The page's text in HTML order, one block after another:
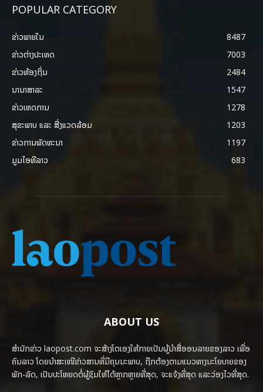
POPULAR CATEGORY
ຂ່າວພາຍ​ໃນ
8487
ຂ່າວຕ່າງປະເທດ
7003
ຂ່າວທ້ອງຖິ່ນ
2484
ນານາສາລະ
1547
ຂ່າວເຫດການ
1278
ສຸຂະພາບ ແລະ ສີ່ງແວດລ້ອມ
1203
ຂ່າວການພັດທະນາ
1197
ມູມໄອທີລາວ
683
ABOUT US
ສຳນັກຂ່າວ laopost.com ຈະສ້າງໂຕເອງໃຫ້ກາຍເປັນຜູ້ນຳສື່ອອນລາຍຂອງລາວ ເພື່ອ
ຄົນລາວ ໂດຍນຳສະເໜີຂ່າວສານທີ່ມີຄຸນນະພາບ, ຖືກຕ້ອງຕາມແນວທາງນະໂຍບາຍຂອງ
ພັກ-ລັດ, ເປັນປະໂຫຍດຕໍ່ຜູ້ຊົມໃຫ້ໄດ້ຫຼາກຫຼາຍທີ່ສຸດ, ຈະແຈ້ງທີ່ສຸດ ແລະວ່ອງໄວທີ່ສຸດ.